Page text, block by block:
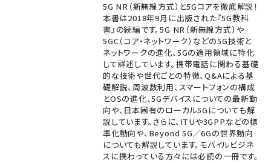
5G NR（新無線方式）と5Gコアを徹底解説！
本書は2018年9月に出版された『5G教科
書』の続編です。5G NR（新無線方式）や
5GC（コア・ネットワーク）などの5G技術と
ネットワークの進化、5Gの適用領域に特化
して詳述しています。携帯電話に関わる基礎
的な技術や世代ごとの特徴、Q&Aによる基
礎解説、周波数利用、スマートフォンの構成
とOSの進化、5Gデバイスについての最新動
向や、日本固有のローカル5Gについても解
説しています。さらに、ITUや3GPPなどの標
準化動向や、Beyond 5G／6Gの世界動向
についても解説しています。モバイルビジネ
スに携わっている方々には必読の一冊です。